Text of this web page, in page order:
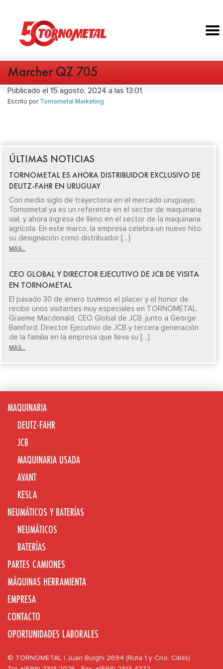
Marcher QZ 705
Publicado el 15 agosto, 2024 a las 13:01.
Escrito por Tornometal Marketing
ÚLTIMAS NOTICIAS
TORNOMETAL ES AHORA DISTRIBUIDOR EXCLUSIVO DE
DEUTZ-FAHR EN URUGUAY
Con medio siglo de trayectoria en el mercado uruguayo,
Tornometal ya es un referente en el sector de maquinaria
vial, y ahora ingresa de lleno en el sector de la maquinaria
agrícola. En este marco, la empresa celebra un nuevo hito:
su designación como distribuidor […]
MÁS...
CEO GLOBAL Y DIRECTOR EJECUTIVO DE JCB DE VISITA
EN TORNOMETAL
El pasado 30 de enero tuvimos el placer y el honor de
recibir unos visitantes muy especiales en TORNOMETAL.
Graeme Macdonald, CEO Global de JCB, junto a George
Bamford, Director Ejecutivo de JCB y tercera generación
de la familia en la empresa que lleva su […]
MÁS...
MAQUINARIA
DEUTZ-FAHR
JCB
MAQUINARIA USADA
AVANT
KESLA
NEUMÁTICOS Y BATERÍAS
NEUMÁTICOS
BATERÍAS
PARTES CAMIONES
MÁQUINAS HERRAMIENTA
EMPRESA
CONTACTO
OPORTUNIDADES LABORALES
© TORNOMETAL | Juan Burghi 2694 (Ruta 1 y Cno. Cibils)